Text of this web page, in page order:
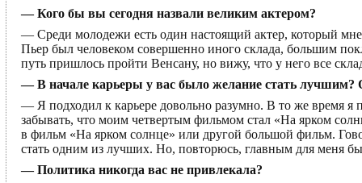
— Кого бы вы сегодня назвали великим актером?
— Среди молодежи есть один настоящий актер, который
Пьер был человеком совершенно иного склада, большим
путь пришлось пройти Венсану, но вижу, что у него все
— В начале карьеры у вас было желание стать лучшим?
— Я подходил к карьере довольно разумно. В то же время
забывать, что моим четвертым фильмом стал «На ярком
в фильм «На ярком солнце» или другой большой фильм.
стать одним из лучших. Но, повторюсь, главным для меня
— Политика никогда вас не привлекала?